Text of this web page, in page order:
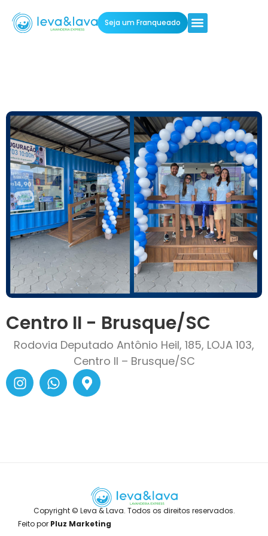
Seja um Franqueado
Centro II - Brusque/SC
Rodovia Deputado Antônio Heil, 185, LOJA 103,
Centro II – Brusque/SC
Copyright © Leva & Lava. Todos os direitos reservados.
Feito por Pluz Marketing